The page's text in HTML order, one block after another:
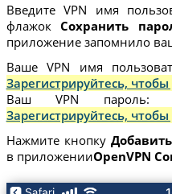
Введите VPN имя
флажокСохранить
приложение запомнило
Ваше VPN имя
Зарегистрируйтесь, чтобы
Ваш VPN пароль:
Зарегистрируйтесь, чтобы
Нажмите кнопку Добавить
в приложенииOpenVPN